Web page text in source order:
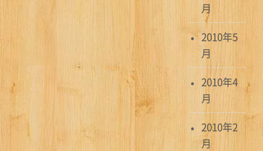
月
2010年5
月
2010年4
月
2010年2
月